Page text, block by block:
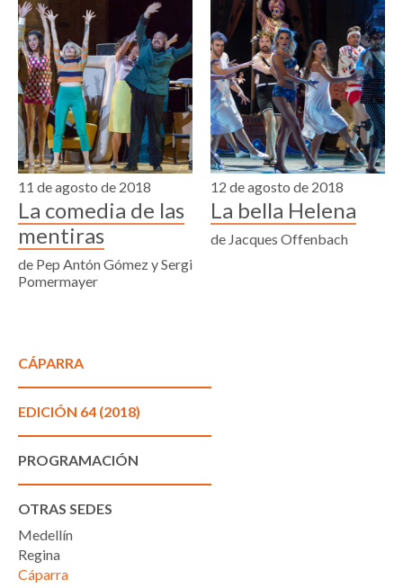
11 de agosto de 2018
La comedia de las
mentiras
de Pep Antón Gómez y Sergi
Pomermayer
12 de agosto de 2018
La bella Helena
de Jacques Offenbach
CÁPARRA
EDICIÓN 64 (2018)
PROGRAMACIÓN
OTRAS SEDES
Medellín
Regina
Cáparra